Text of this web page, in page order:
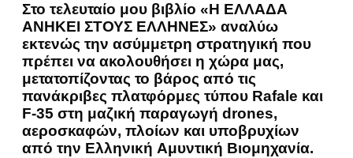
Στο τελευταίο μου βιβλίο «Η ΕΛΛΑΔΑ
ΑΝΗΚΕΙ ΣΤΟΥΣ ΕΛΛΗΝΕΣ» αναλύω
εκτενώς την ασύμμετρη στρατηγική που
πρέπει να ακολουθήσει η χώρα μας,
μετατοπίζοντας το βάρος από τις
πανάκριβες πλατφόρμες τύπου Rafale και
F-35 στη μαζική παραγωγή drones,
αεροσκαφών, πλοίων και υποβρυχίων
από την Ελληνική Aμυντική Bιομηχανία.